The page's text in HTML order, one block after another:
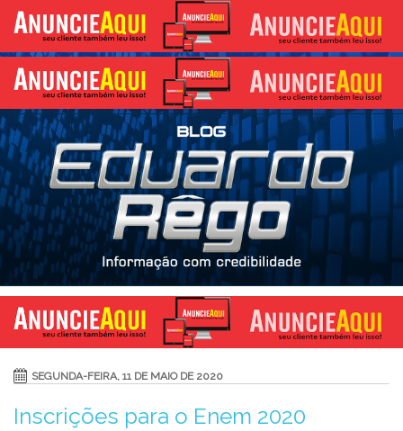
SEGUNDA-FEIRA, 11 DE MAIO DE 2020
Inscrições para o Enem 2020